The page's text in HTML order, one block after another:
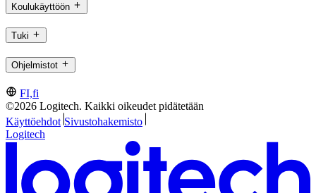
Koulukäyttöön
Tuki
Ohjelmistot
FI,fi
©2026 Logitech. Kaikki oikeudet pidätetään
Käyttöehdot Sivustohakemisto
Logitech